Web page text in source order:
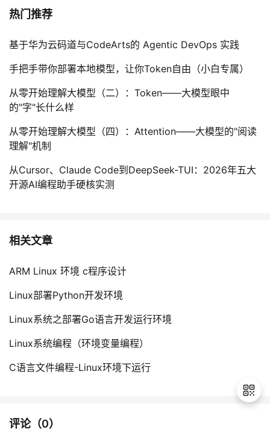
热门推荐
基于华为云码道与CodeArts的 Agentic DevOps 实践
手把手带你部署本地模型，让你Token自由（小白专属）
从零开始理解大模型（二）：Token——大模型眼中
的"字"长什么样
从零开始理解大模型（四）：Attention——大模型的"阅读
理解"机制
从Cursor、Claude Code到DeepSeek-TUI：2026年五大
开源AI编程助手硬核实测
相关文章
ARM Linux 环境 c程序设计
Linux部署Python开发环境
Linux系统之部署Go语言开发运行环境
Linux系统编程（环境变量编程）
C语言文件编程-Linux环境下运行
评论（0）